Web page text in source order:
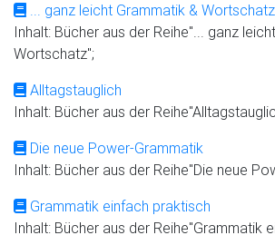
... ganz leicht Grammatik & Wortschatz
Inhalt: Bücher aus der Reihe"... ganz
Wortschatz";
Alltagstauglich
Inhalt: Bücher aus der
Die neue Power-Grammatik
Inhalt: Bücher aus der Reihe"Die neue
Grammatik einfach praktisch
Inhalt: Bücher aus der Reihe"Grammatik